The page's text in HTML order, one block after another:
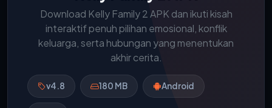
Download Kelly Family 2 APK dan ikuti kisah
interaktif penuh pilihan emosional, konflik
keluarga, serta hubungan yang menentukan
akhir cerita.
v4.8 180 MB Android